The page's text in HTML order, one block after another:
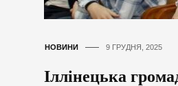
НОВИНИ 9 ГРУДНЯ, 2025
Іллінецька